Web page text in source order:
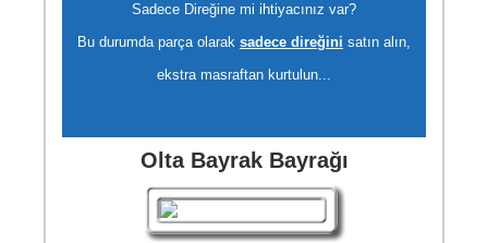
Sadece Direğine mi ihtiyacınız var?
Bu durumda parça olarak sadece direğini satın alın,
ekstra masraftan kurtulun...
Olta Bayrak Bayrağı